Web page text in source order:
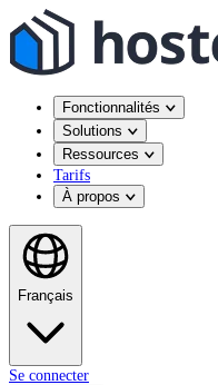
Fonctionnalités
Solutions
Ressources
Tarifs
À propos
Français
Se connecter